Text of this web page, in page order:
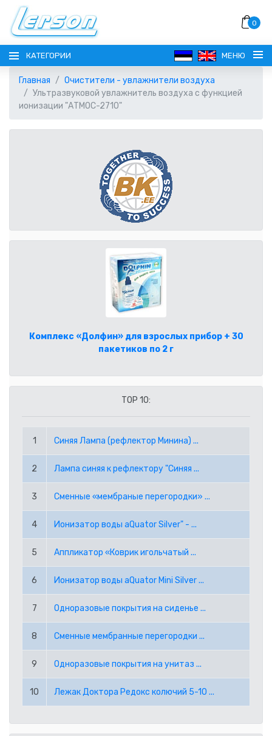
0
КАТЕГОРИИ МЕНЮ
CAD КАНАДСКИЙ ДОЛЛАР
CHF ШВЕЙЦАРСКИЙ ФРАНК
GBP АНГЛИЙСКИЙ ФУНТ СТЕРЛИНГОВ
KRW ВОНА РЕСПУБЛИКИ КОРЕЯ
PLN ПОЛЬСКИЙ ЗЛОТЫЙ
RON РУМЫНСКИЙ ЛЕЙ
RUB РОССИЙСКИЙ РУБЛЬ
SEK ШВЕДСКАЯ КРОНА
TRY ТУРЕЦКАЯ ЛИРА
PPE PAYPAL (EUR)
PPD PAYPAL (USD)
КАК СДЕЛАТЬ ЗАКАЗ ЧЕРЕЗ ИНТЕРНЕТ?
ГДЕ КУПИТЬ?
Главная
Очистители - увлажнители воздуха
Ультразвуковой увлажнитель воздуха с функцией
ионизации "АТМОС-2710"
Комплекс «Долфин» для взрослых прибор + 30
пакетиков по 2 г
TOP 10:
1 Синяя Лампа (рефлектор Минина) ...
2 Лампа синяя к рефлектору "Синяя ...
3 Сменные «мембраные перегородки» ...
4 Ионизатор воды aQuator Silver" - ...
5 Аппликатор «Коврик игольчатый ...
6 Ионизатор воды aQuator Mini Silver ...
7 Одноразовые покрытия на сиденье ...
8 Сменные мембранные перегородки ...
9 Одноразовые покрытия на унитаз ...
10 Лежак Доктора Редокс колючий 5-10 ...